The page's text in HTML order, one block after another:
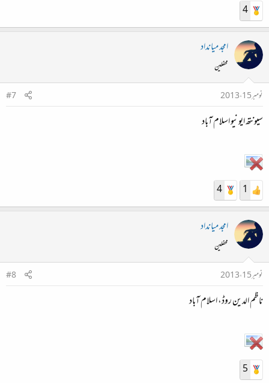
4
امجد میانداد
محفلین
نومبر 15، 2013
#7
سیونتھ ایونیو اسلام آباد
1
4
امجد میانداد
محفلین
نومبر 15، 2013
#8
ناظم الدین روڈ، اسلام آباد
5